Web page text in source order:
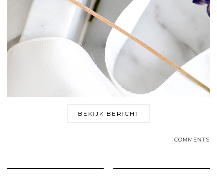
BEKIJK BERICHT
COMMENTS